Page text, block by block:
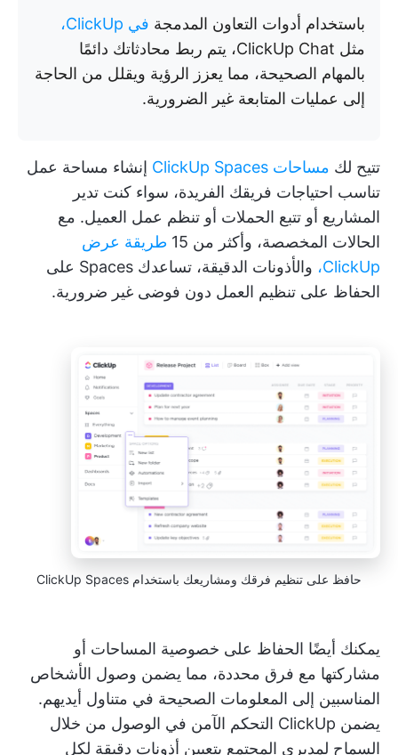
باستخدام أدوات التعاون المدمجة في ClickUp،
مثل ClickUp Chat، يتم ربط محادثاتك دائمًا
بالمهام الصحيحة، مما يعزز الرؤية ويقلل من الحاجة
إلى عمليات المتابعة غير الضرورية.
تتيح لك مساحات ClickUp Spaces
إنشاء مساحة عمل
تناسب احتياجات فريقك الفريدة، سواء كنت تدير
المشاريع أو تتبع الحملات أو تنظم عمل العميل. مع
الحالات المخصصة، وأكثر من 15
طريقة عرض
ClickUp،
والأذونات الدقيقة، تساعدك Spaces على
الحفاظ على تنظيم العمل دون فوضى غير ضرورية.
حافظ على تنظيم فرقك ومشاريعك باستخدام ClickUp Spaces
يمكنك أيضًا الحفاظ على خصوصية المساحات أو
مشاركتها مع فرق محددة، مما يضمن وصول الأشخاص
المناسبين إلى المعلومات الصحيحة في متناول أيديهم.
يضمن ClickUp التحكم الآمن في الوصول من خلال
السماح لمديري المجتمع بتعيين أذونات دقيقة لكل